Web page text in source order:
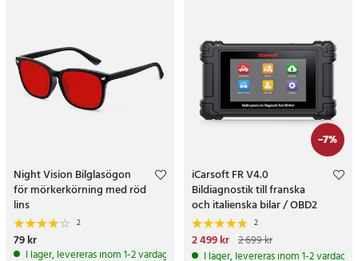
Night Vision Bilglasögon
för mörkerkörning med röd
lins
2
Pris:
79 kr
I lager, levereras inom 1-2 vardagar
-7%
iCarsoft FR V4.0
Bildiagnostik till franska
och italienska bilar / OBD2
diagnosverktyg / felkodsläsare
bil
2
Nuvarande pris:
2 499 krTidigare pris:2 699 kr
2 499 kr 2 699 kr
I lager, levereras inom 1-2 vardagar